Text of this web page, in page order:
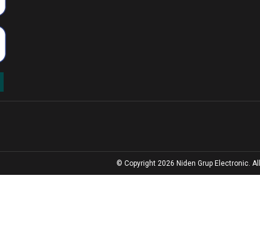
© Copyright 2026 Niden Grup Electronic.